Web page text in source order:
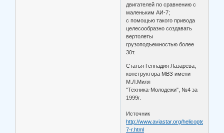
двигателей по сравнению с
маленьким АИ-7;
с помощью такого привода
целесообразно создавать
вертолеты
грузоподъемностью более
30т.
Статья Геннадия Лазарева,
конструктора МВЗ имени
М.Л.Миля
"Техника-Молодежи", №4 за
1999г.
Источник
http://www.aviastar.org/helicopters_rus/
7-r.html